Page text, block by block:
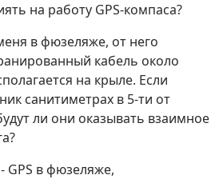
на работу GPS-компаса?
в фюзеляже, от него
кабель около
на крыле. Если
санитиметрах в 5-ти от
ли они оказывать взаимное
GPS в фюзеляже,